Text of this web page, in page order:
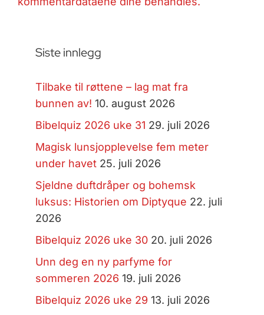
Siste innlegg
Tilbake til røttene – lag mat fra
bunnen av! 10. august 2026
Bibelquiz 2026 uke 31 29. juli 2026
Magisk lunsjopplevelse fem meter
under havet 25. juli 2026
Sjeldne duftdråper og bohemsk
luksus: Historien om Diptyque 22. juli
2026
Bibelquiz 2026 uke 30 20. juli 2026
Unn deg en ny parfyme for
sommeren 2026 19. juli 2026
Bibelquiz 2026 uke 29 13. juli 2026